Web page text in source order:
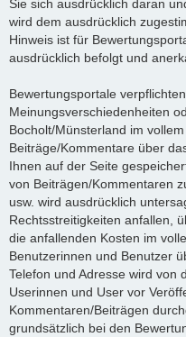
Sie sich ausdrücklich daran
wird dem ausdrücklich
Hinweis ist für
ausdrücklich befolgt und
Bewertungsportale
Meinungsverschiedenheiten
Bocholt/Münsterland im
Beiträge/Kommentare über
Ihnen auf der Seite
von Beiträgen/Kommentaren
usw. wird ausdrücklich
Rechtsstreitigkeiten anfallen,
die anfallenden Kosten im
Benutzerinnen und Benutzer
Telefon und Adresse wird von
Userinnen und User vor
Kommentaren/Beiträgen
grundsätzlich bei den